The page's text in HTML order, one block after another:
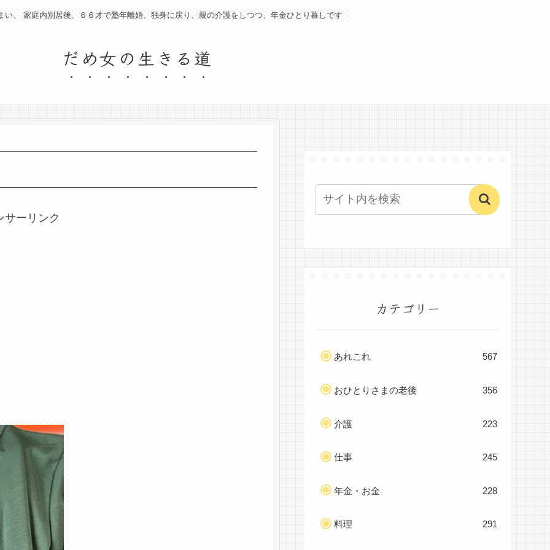
い、 家庭内別居後、６６才で塾年離婚、独身に戻り、親の介護をしつつ、年金ひとり暮しです
だめ女の生きる道
サーリンク
カテゴリー
あれこれ 567
おひとりさまの老後 356
介護 223
仕事 245
年金・お金 228
料理 291